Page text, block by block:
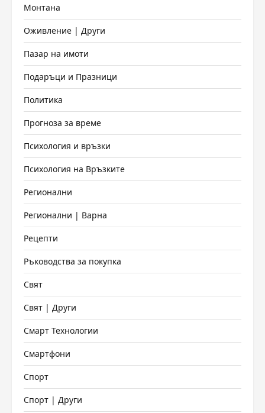
Монтана
Оживление | Други
Пазар на имоти
Подаръци и Празници
Политика
Прогноза за време
Психология и връзки
Психология на Връзките
Регионални
Регионални | Варна
Рецепти
Ръководства за покупка
Свят
Свят | Други
Смарт Технологии
Смартфони
Спорт
Спорт | Други